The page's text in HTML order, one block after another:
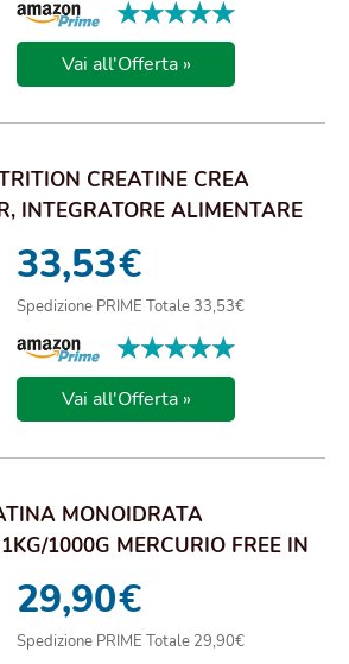
★★★★★
★★★★★
Vai all'Offerta »
CREATINE CREA
INTEGRATORE ALIMENTARE
33,53€
Spedizione PRIME Totale 33,53€
★★★★★
★★★★★
Vai all'Offerta »
MONOIDRATA
1000G MERCURIO FREE IN
VEG...
29,90€
Spedizione PRIME Totale 29,90€